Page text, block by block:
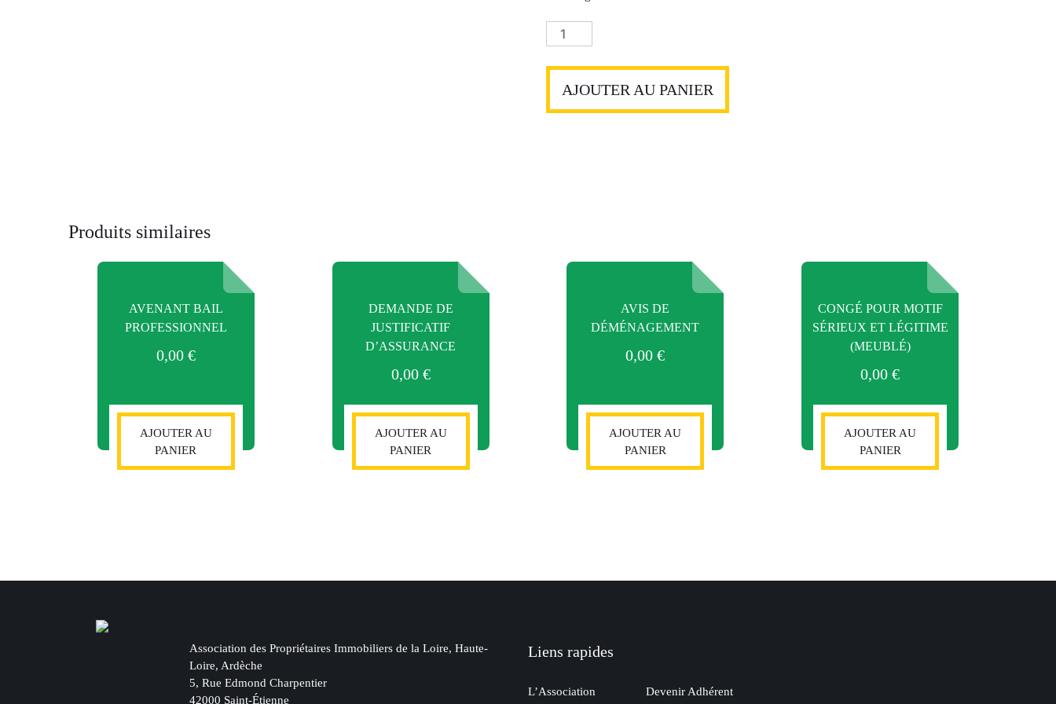
quantité
de
Mise
AJOUTER AU PANIER
Produits similaires
AVENANT BAIL
PROFESSIONNEL
0,00 €
AJOUTER AU
PANIER
DEMANDE DE
JUSTIFICATIF
D’ASSURANCE
0,00 €
AJOUTER AU
PANIER
AVIS DE
DÉMÉNAGEMENT
0,00€
AJOUTER AU
PANIER
CONGÉ POUR MOTIF
SÉRIEUX ET LÉGITIME
(MEUBLÉ)
0,00€
AJOUTER AU
PANIER
Association des Propriétaires Immobiliers de la Loire, Haute-
Loire, Ardèche
5, Rue Edmond Charpentier
42000 Saint-Étienne
Liens rapides
L’Association Devenir Adhérent